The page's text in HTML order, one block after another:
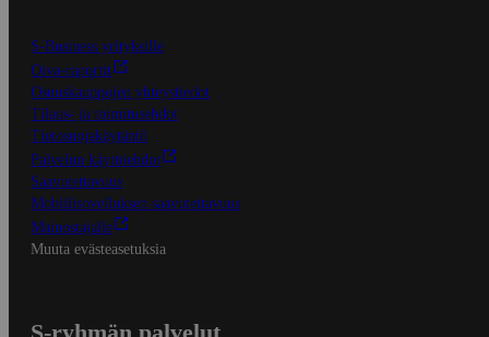
S-Business yrityksille
Oiva-raportit
Osuuskauppojen yhteystiedot
Tilaus- ja toimitusehdot
Tietosuojakäytäntö
Palvelun käyttöehdot
Saavutettavuus
Mobiilisovelluksen saavutettavuus
Mainostajalle
Muuta evästeasetuksia